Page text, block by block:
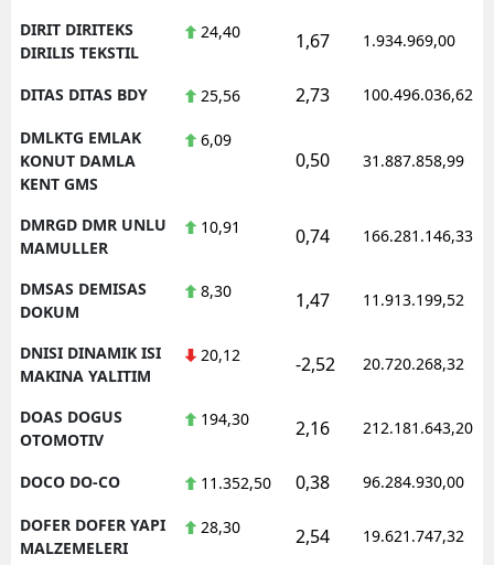
DIRIT DIRITEKS
DIRILIS TEKSTIL
24,40 1,67 1.934.969,00
DITAS DITAS BDY 25,56 2,73 100.496.036,62
DMLKTG EMLAK
KONUT DAMLA
KENT GMS
6,09
0,50 31.887.858,99
DMRGD DMR UNLU
MAMULLER
10,91 0,74 166.281.146,33
DMSAS DEMISAS
DOKUM
8,30 1,47 11.913.199,52
DNISI DINAMIK ISI
MAKINA YALITIM
20,12 -2,52 20.720.268,32
DOAS DOGUS
OTOMOTIV
194,30 2,16 212.181.643,20
DOCO DO-CO 11.352,50 0,38 96.284.930,00
DOFER DOFER YAPI
MALZEMELERI
28,30 2,54 19.621.747,32